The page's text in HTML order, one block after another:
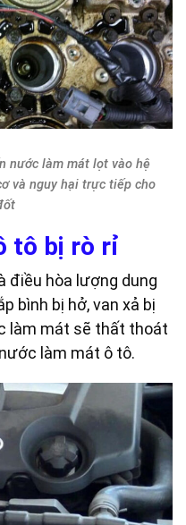
nước làm mát lọt vào hệ
và nguy hại trực tiếp cho
tô bị rò rỉ
điều hòa lượng dung
bình bị hở, van xả bị
làm mát sẽ thất thoát
làm mát ô tô.